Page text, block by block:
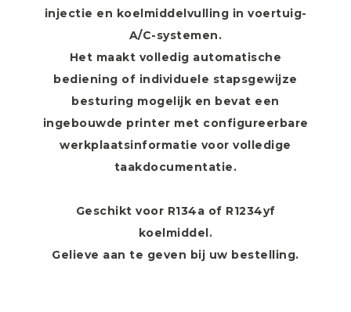
injectie en koelmiddelvulling in voertuig-
A/C-systemen.
Het maakt volledig automatische
bediening of individuele stapsgewijze
besturing mogelijk en bevat een
ingebouwde printer met configureerbare
werkplaatsinformatie voor volledige
taakdocumentatie.
Geschikt voor R134a of R1234yf
koelmiddel.
Gelieve aan te geven bij uw bestelling.